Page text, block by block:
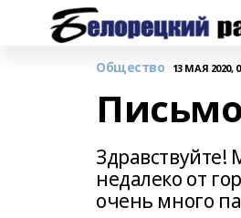
Общество 13 МАЯ 2020,
Здравствуйте!
недалеко от
очень много